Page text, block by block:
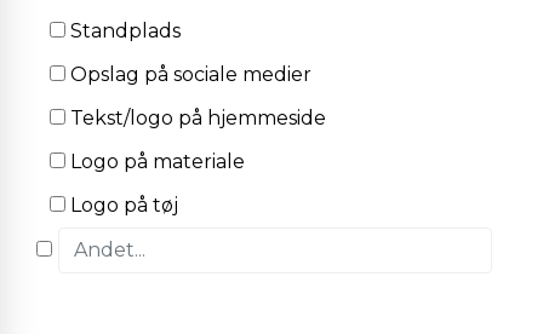
Standplads
Opslag på sociale medier
Tekst/logo på hjemmeside
Logo på materiale
Logo på tøj